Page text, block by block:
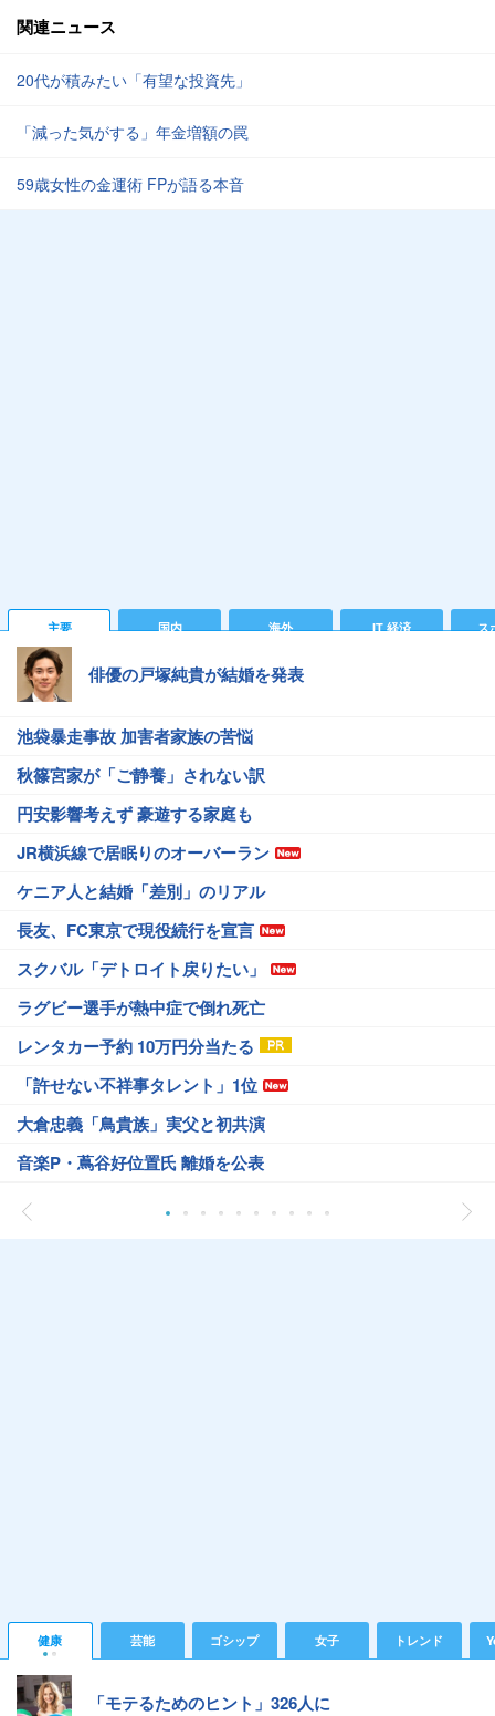
関連ニュース
20代が積みたい「有望な投資先」
「減った気がする」年金増額の罠
59歳女性の金運術 FPが語る本音
主要 国内 海外 IT 経済 ス
俳優の戸塚純貴が結婚を発表
池袋暴走事故 加害者家族の苦悩
秋篠宮家が「ご静養」されない訳
円安影響考えず 豪遊する家庭も
JR横浜線で居眠りのオーバーラン
ケニア人と結婚「差別」のリアル
長友、FC東京で現役続行を宣言
スクバル「デトロイト戻りたい」
ラグビー選手が熱中症で倒れ死亡
レンタカー予約 10万円分当たる
「許せない不祥事タレント」1位
大倉忠義「鳥貴族」実父と初共演
音楽P・蔦谷好位置氏 離婚を公表
健康 芸能 ゴシップ 女子 トレンド
「モテるためのヒント」326人に